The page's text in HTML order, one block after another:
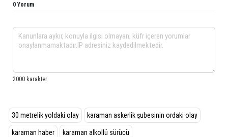
0 Yorum
30 metrelik yoldaki olay karaman askerlik şubesinin ordaki olay
karaman haber karaman alkollü sürücü